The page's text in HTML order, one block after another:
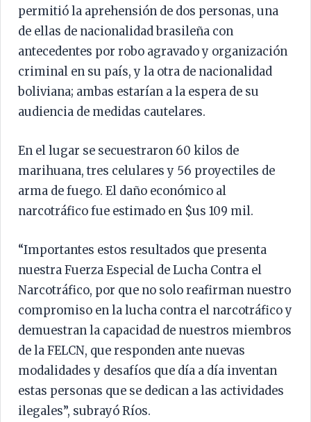
permitió la aprehensión de dos personas, una
de ellas de nacionalidad brasileña con
antecedentes por robo agravado y organización
criminal en su país, y la otra de nacionalidad
boliviana; ambas estarían a la espera de su
audiencia de medidas cautelares.
En el lugar se secuestraron 60 kilos de
marihuana, tres celulares y 56 proyectiles de
arma de fuego. El daño económico al
narcotráfico fue estimado en $us 109 mil.
“Importantes estos resultados que presenta
nuestra Fuerza Especial de Lucha Contra el
Narcotráfico, por que no solo reafirman nuestro
compromiso en la lucha contra el narcotráfico y
demuestran la capacidad de nuestros miembros
de la FELCN, que responden ante nuevas
modalidades y desafíos que día a día inventan
estas personas que se dedican a las actividades
ilegales”, subrayó Ríos.